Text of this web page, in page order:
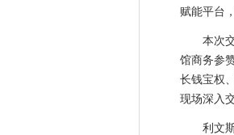
赋能平台
本次交
馆商务参
长钱宝权
现场深入
利文斯